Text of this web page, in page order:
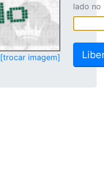
[trocar imagem]
lado no